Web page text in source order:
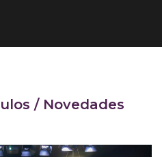
/ Novedades